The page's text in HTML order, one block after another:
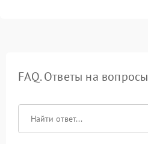
FAQ. Ответы на вопросы